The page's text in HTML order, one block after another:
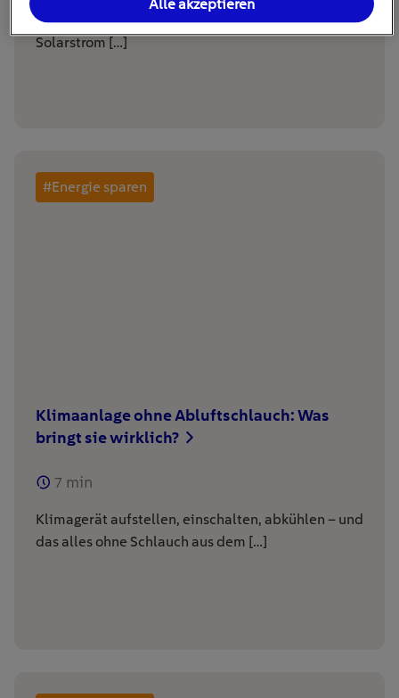
senken und gleichzeitig den Eigenverbrauch von
Solarstrom […]
#Energie sparen
Klimaanlage ohne Abluftschlauch: Was
bringt sie wirklich?
7 min
Klimagerät aufstellen, einschalten, abkühlen – und
das alles ohne Schlauch aus dem […]
Alle akzeptieren